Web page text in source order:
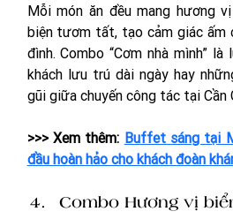
Mỗi món ăn đều mang hương
biện tươm tất, tạo cảm giác ấm
đình. Combo “Cơm nhà mình”
khách lưu trú dài ngày hay
gũi giữa chuyến công tác tại Cần
>>> Xem thêm: Buffet sáng tại
đầu hoàn hảo cho khách đoàn
Combo Hương vị